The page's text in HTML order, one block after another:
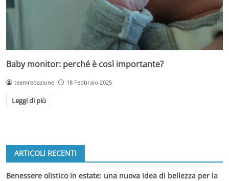
Baby monitor: perché è così importante?
teamredazione 18 Febbraio 2025
Leggi di più
ARTICOLI RECENTI
Benessere olistico in estate: una nuova idea di bellezza per la